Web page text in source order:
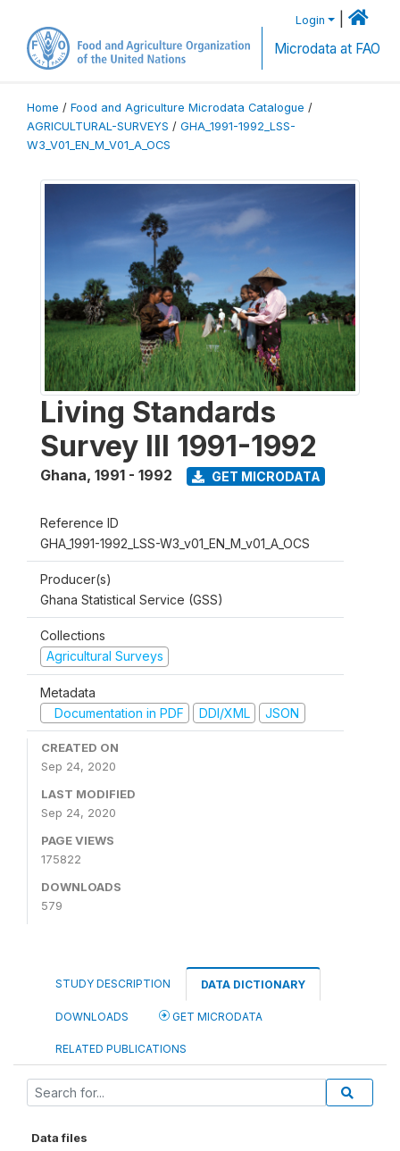
Login
Microdata at FAO
Home / Food and Agriculture Microdata Catalogue /
AGRICULTURAL-SURVEYS / GHA_1991-1992_LSS-
W3_V01_EN_M_V01_A_OCS
Living Standards
Survey III 1991-1992
Ghana, 1991 - 1992 GET MICRODATA
Reference ID
GHA_1991-1992_LSS-W3_v01_EN_M_v01_A_OCS
Producer(s)
Ghana Statistical Service (GSS)
Collections
Agricultural Surveys
Metadata
Documentation in PDF
DDI/XML JSON
CREATED ON
Sep 24, 2020
LAST MODIFIED
Sep 24, 2020
PAGE VIEWS
175822
DOWNLOADS
579
STUDY DESCRIPTION DATA DICTIONARY
DOWNLOADS GET MICRODATA
RELATED PUBLICATIONS
Data files